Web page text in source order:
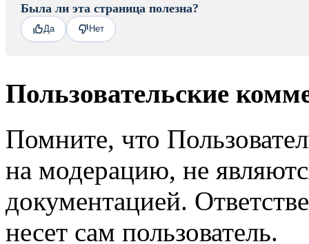
Была ли эта страница полезна?
Да Нет
Пользовательские
Помните, что
на модерацию, не
документацией.
несет сам пользователь.